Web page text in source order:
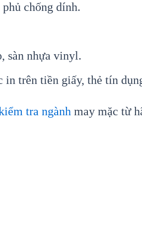
chống dính.
sàn nhựa vinyl.
in trên tiền giấy, thẻ tín
tra ngành may mặc từ